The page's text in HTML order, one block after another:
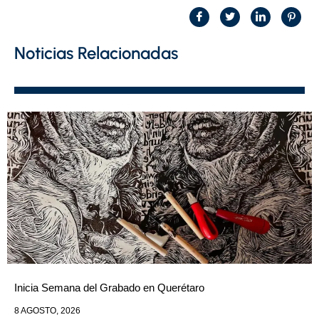
Noticias Relacionadas
Inicia Semana del Grabado en Querétaro
8 AGOSTO, 2026